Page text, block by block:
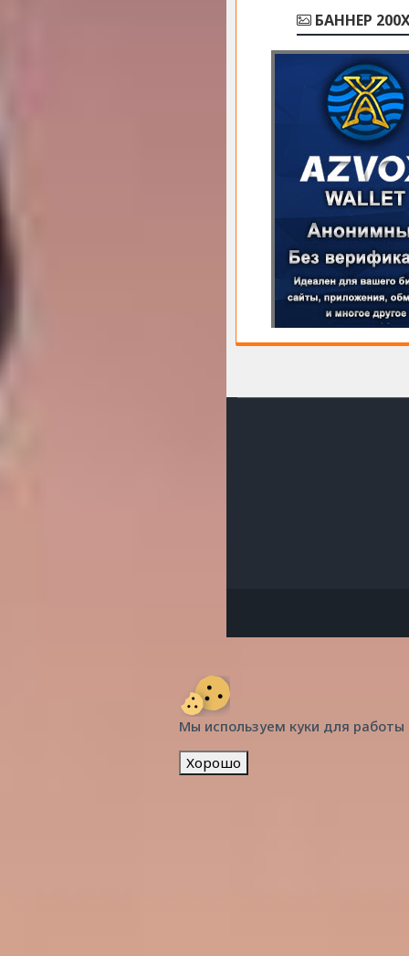
БАННЕР
Мы используем куки для работы
Хорошо